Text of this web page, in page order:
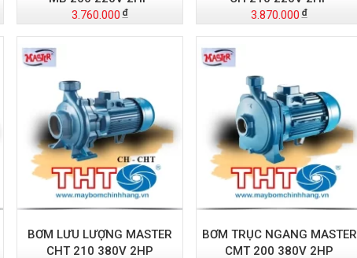
3.760.000
3.870.000
BƠM LƯU LƯỢNG MASTER
CHT 210 380V 2HP
BƠM TRỤC NGANG MASTER
CMT 200 380V 2HP